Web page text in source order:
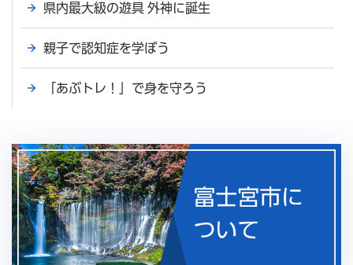
県内最大級の遊具 外神に誕生
親子で認知症を学ぼう
「あぶトレ！」で身を守ろう